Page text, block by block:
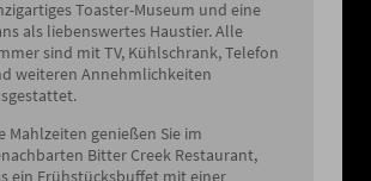
Toaster-Museum und eine
als liebenswertes Haustier. Alle
sind mit TV, Kühlschrank, Telefon
weiteren Annehmlichkeiten
Mahlzeiten genießen Sie im
Bitter Creek Restaurant,
ein Frühstücksbuffet mit einer